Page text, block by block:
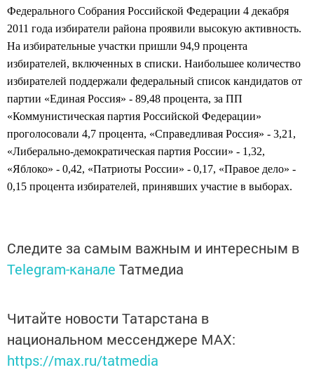
Федерального Собрания Российской Федерации 4 декабря
2011 года избиратели района проявили высокую активность.
На избирательные участки пришли 94,9 процента
избирателей, включенных в списки. Наибольшее количество
избирателей поддержали федеральный список кандидатов от
партии «Единая Россия» - 89,48 процента, за ПП
«Коммунистическая партия Российской Федерации»
проголосовали 4,7 процента, «Справедливая Россия» - 3,21,
«Либерально-демократическая партия России» - 1,32,
«Яблоко» - 0,42, «Патриоты России» - 0,17, «Правое дело» -
0,15 процента избирателей, принявших участие в выборах.
Следите за самым важным и интересным в
Telegram-канале Татмедиа
Читайте новости Татарстана в
национальном мессенджере MАХ:
https://max.ru/tatmedia